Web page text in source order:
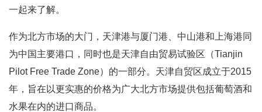
一起来了解。
作为北方市场的大门，天津港与厦门港、中山港和上海港同
为中国主要港口，同时也是天津自由贸易试验区（Tianjin
Pilot Free Trade Zone）的一部分。天津自贸区成立于2015
年，旨在以更实惠的价格为广大北方市场提供包括葡萄酒和
水果在内的进口商品。